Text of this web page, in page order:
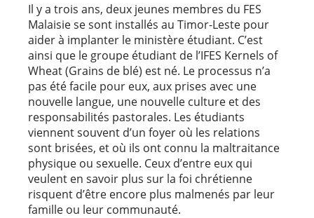
Il y a trois ans, deux jeunes membres du FES
Malaisie se sont installés au Timor-Leste pour
aider à implanter le ministère étudiant. C’est
ainsi que le groupe étudiant de l’IFES Kernels of
Wheat (Grains de blé) est né. Le processus n’a
pas été facile pour eux, aux prises avec une
nouvelle langue, une nouvelle culture et des
responsabilités pastorales. Les étudiants
viennent souvent d’un foyer où les relations
sont brisées, et où ils ont connu la maltraitance
physique ou sexuelle. Ceux d’entre eux qui
veulent en savoir plus sur la foi chrétienne
risquent d’être encore plus malmenés par leur
famille ou leur communauté.